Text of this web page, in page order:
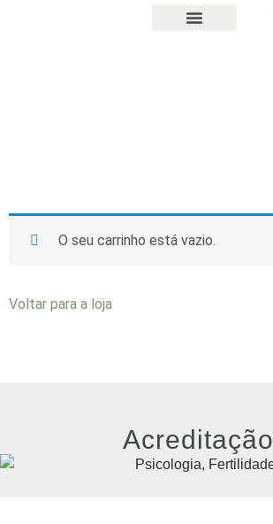
O seu carrinho está vazio.
Voltar para a loja
Acreditação